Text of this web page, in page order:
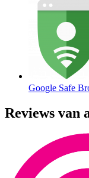
Google Safe
Reviews van